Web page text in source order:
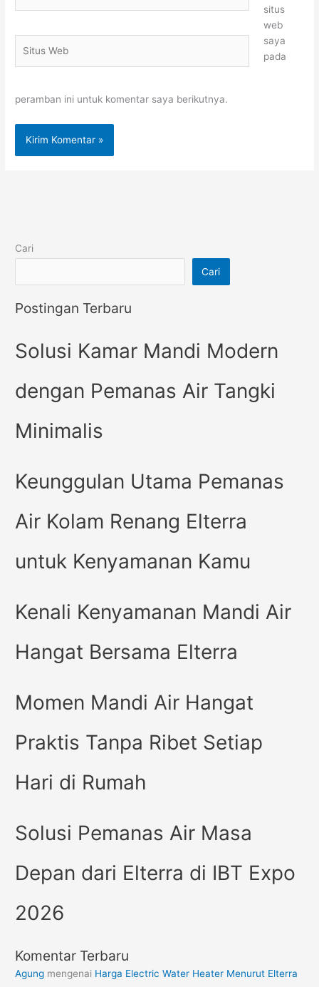
Web
situs
web
saya
pada
peramban ini untuk komentar saya berikutnya.
Cari
Cari
Postingan Terbaru
Solusi Kamar Mandi Modern
dengan Pemanas Air Tangki
Minimalis
Keunggulan Utama Pemanas
Air Kolam Renang Elterra
untuk Kenyamanan Kamu
Kenali Kenyamanan Mandi Air
Hangat Bersama Elterra
Momen Mandi Air Hangat
Praktis Tanpa Ribet Setiap
Hari di Rumah
Solusi Pemanas Air Masa
Depan dari Elterra di IBT Expo
2026
Komentar Terbaru
Agung mengenai Harga Electric Water Heater Menurut Elterra